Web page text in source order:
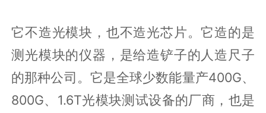
它不造光模块，也不造光芯片。它造的是
测光模块的仪器，是给造铲子的人造尺子
的那种公司。它是全球少数能量产400G、
800G、1.6T光模块测试设备的厂商，也是